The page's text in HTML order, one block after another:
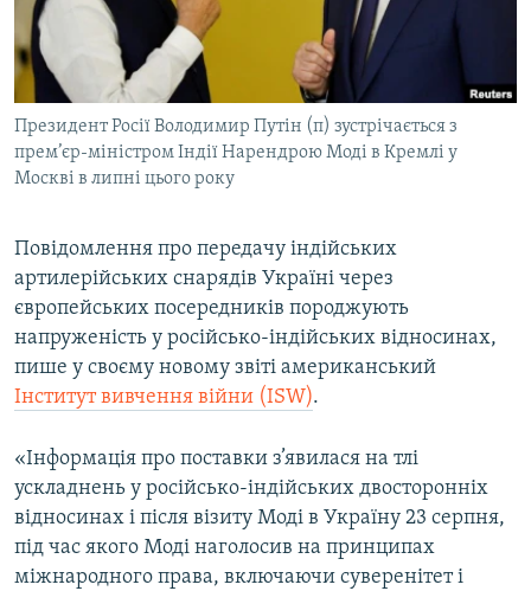
СВІДЧЕННЯ ОКУПАЦІЇ
УКРАЇНСЬКА ПРОБЛЕМА КРИМУ
ІНФОГРАФІКА
Qırımtatar
ДОЛУЧАЙСЯ!
Президент Росії Володимир Путін (п) зустрічається з
прем’єр-міністром Індії Нарендрою Моді в Кремлі у
Москві в липні цього року
Повідомлення про передачу індійських
артилерійських снарядів Україні через
європейських посередників породжують
напруженість у російсько-індійських відносинах,
пише у своєму новому звіті американський
Інститут вивчення війни (ISW).
«Інформація про поставки з’явилася на тлі
ускладнень у російсько-індійських двосторонніх
відносинах і після візиту Моді в Україну 23 серпня,
під час якого Моді наголосив на принципах
міжнародного права, включаючи суверенітет і